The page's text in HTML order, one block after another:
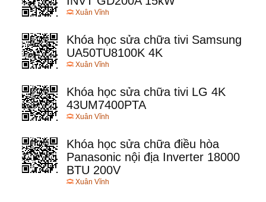
Xuân Vĩnh
Khóa học sửa chữa tivi Samsung
UA50TU8100K 4K
Xuân Vĩnh
Khóa học sửa chữa tivi LG 4K
43UM7400PTA
Xuân Vĩnh
Khóa học sửa chữa điều hòa
Panasonic nội địa Inverter 18000
BTU 200V
Xuân Vĩnh